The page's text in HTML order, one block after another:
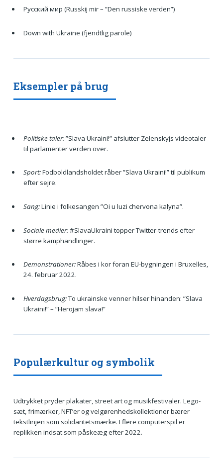
Русский мир (Russkij mir – ”Den russiske verden”)
Down with Ukraine (fjendtlig parole)
Eksempler på brug
Politiske taler:”Slava Ukraini!” afslutter Zelenskyjs videotaler
til parlamenter verden over.
Sport:Fodboldlandsholdet råber ”Slava Ukraini!” til publikum
efter sejre.
Sang:Linie i folkesangen ”Oi u luzi chervona kalyna”.
Sociale medier:#SlavaUkraini topper Twitter-trends efter
større kamphandlinger.
Demonstrationer:Råbes i kor foran EU-bygningen i Bruxelles,
24. februar 2022.
Hverdagsbrug:To ukrainske venner hilser hinanden: ”Slava
Ukraini!” – ”Herojam slava!”
Populærkultur og symbolik
Udtrykket pryder plakater, street art og musikfestivaler. Lego-
sæt, frimærker, NFT’er og velgørenhedskollektioner bærer
tekstlinjen som solidaritetsmærke. I flere computerspil er
replikken indsat som påskeæg efter 2022.